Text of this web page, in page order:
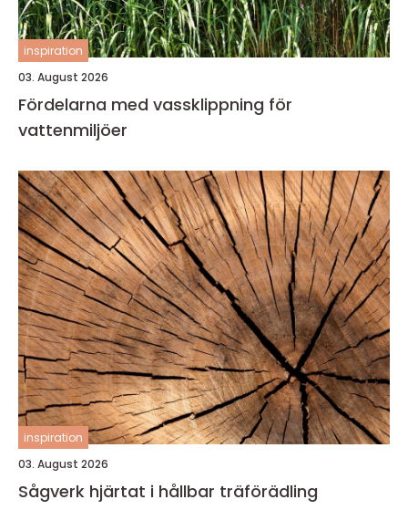
inspiration
03. August 2026
Fördelarna med vassklippning för
vattenmiljöer
inspiration
03. August 2026
Sågverk hjärtat i hållbar träförädling